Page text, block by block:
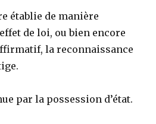
établie de manière
de loi, ou bien encore
la reconnaissance
par la possession d’état.